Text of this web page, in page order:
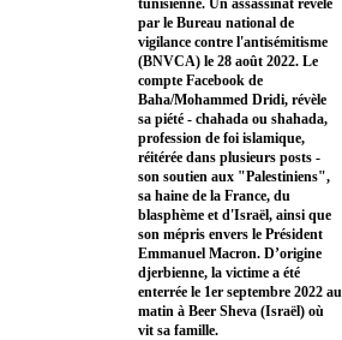
par le Bureau national de
vigilance contre l'antisémitisme
(BNVCA) le 28 août 2022. Le
compte Facebook de
Baha/Mohammed Dridi, révèle
sa piété - chahada ou shahada,
profession de foi islamique,
réitérée dans plusieurs posts -
son soutien aux "Palestiniens",
sa haine de la France, du
blasphème et d'Israël, ainsi que
son mépris envers le Président
Emmanuel Macron. D’origine
djerbienne, la victime a été
enterrée le 1er septembre 2022 au
matin à Beer Sheva (Israël) où
vit sa famille.